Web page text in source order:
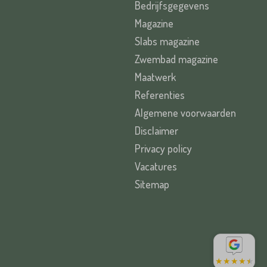
★★★★★
Bedrijfsgegevens
Magazine
Slabs magazine
Zwembad magazine
Maatwerk
Referenties
Algemene voorwaarden
Disclaimer
Privacy policy
Vacatures
Sitemap